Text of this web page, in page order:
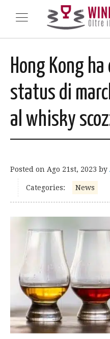
Hong Kong
status di
al whisky
Posted on Ago 21st, 2023 by
Categories: News